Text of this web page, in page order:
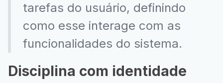
tarefas do usuário, definindo
como esse interage com as
funcionalidades do sistema.
Disciplina com identidade